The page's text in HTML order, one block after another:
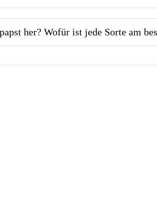
her? Wofür ist jede Sorte am